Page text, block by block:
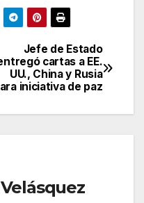
Jefe de Estado
cartas a EE.
UU., China y Rusia
iniciativa de paz